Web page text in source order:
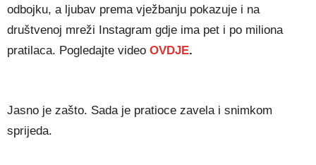
odbojku, a ljubav prema vježbanju pokazuje i na
društvenoj mreži Instagram gdje ima pet i po miliona
pratilaca. Pogledajte video OVDJE.
Jasno je zašto. Sada je pratioce zavela i snimkom
sprijeda.